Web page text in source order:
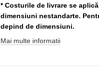
* Costurile de livrare se
dimensiuni nestandarte.
depind de dimensiuni.
Mai multe informatii